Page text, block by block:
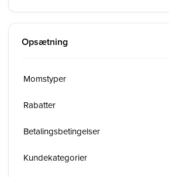
Opsætning
Momstyper
Rabatter
Betalingsbetingelser
Kundekategorier